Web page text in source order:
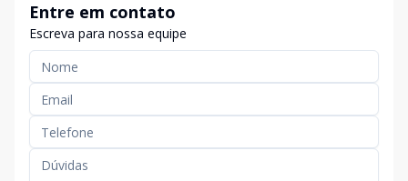
Entre em contato
Escreva para nossa equipe